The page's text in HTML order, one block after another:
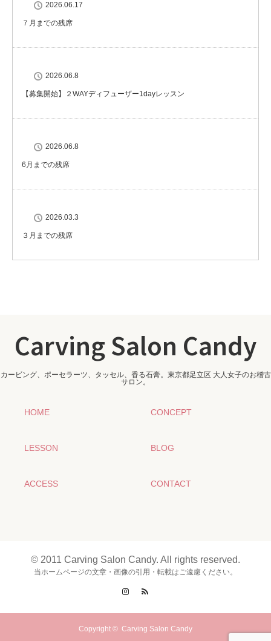
2026.06.17
７月までの残席
2026.06.8
【募集開始】２WAYディフューザー1dayレッスン
2026.06.8
6月までの残席
2026.03.3
３月までの残席
Carving Salon Candy
カービング、ポーセラーツ、タッセル、香る石膏。東京都足立区 大人女子のお稽古
サロン。
HOME CONCEPT
LESSON BLOG
ACCESS CONTACT
© 2011 Carving Salon Candy. All rights reserved.
当ホームページの文章・画像の引用・転載はご遠慮ください。
Instagram
Copyright © Carving Salon Candy